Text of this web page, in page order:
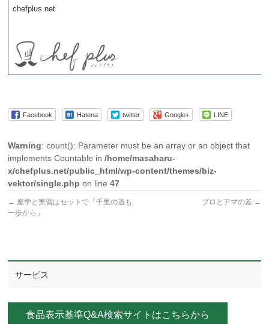
chefplus.net
Facebook Hatena twitter Google+ LINE
Warning: count(): Parameter must be an array or an object that
implements Countable in/home/masaharu-
x/chefplus.net/public_html/wp-content/themes/biz-
vektor/single.php on line47
← 座学と実習はセットで「千里の道も
一歩から」
プロとアマの差 →
サービス
食品表示基準Q&A検索サイトはこちらから